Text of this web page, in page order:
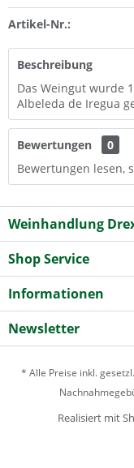
Artikel-Nr.:
Beschreibung
Das Weingut wurde
Albeleda de Iregua
Bewertungen
0
Bewertungen lesen,
Weinhandlung
Shop Service
Informationen
Newsletter
* Alle Preise inkl.
Realisiert mit